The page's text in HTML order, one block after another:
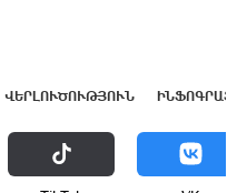
ՎԵՐԼՈՒԾՈՒԹՅՈՒՆ